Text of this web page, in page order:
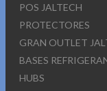
POS JALTECH
PROTECTORES
GRAN OUTLET
BASES
HUBS